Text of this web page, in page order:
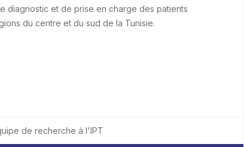
diagnostic et de prise en charge des patients
du centre et du sud de la Tunisie.
de recherche à l'IPT